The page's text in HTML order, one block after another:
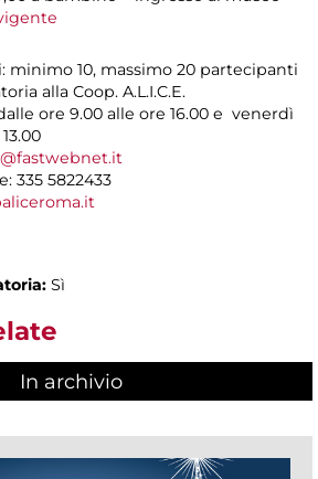
minimo 10, massimo 20 partecipanti
alla Coop. A.L.I.C.E.
ore 9.00 alle ore 16.00 e venerdì
335 5822433
Sì
In archivio